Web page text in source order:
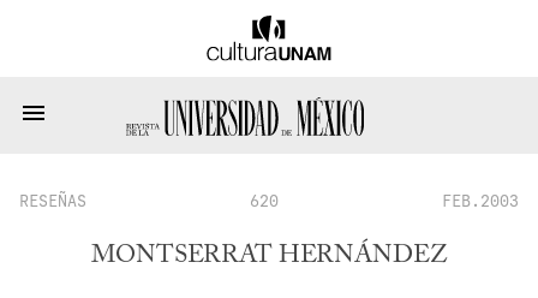
RESEÑAS 620 FEB.2003
MONTSERRAT HERNÁNDEZ